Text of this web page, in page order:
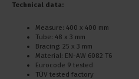
Technical data:
Measure: 400 x 400 mm
Tube: 48 x 3 mm
Bracing: 25 x 3 mm
Material: EN-AW 6082 T6
Eurocode 9 tested
TÜV tested factory